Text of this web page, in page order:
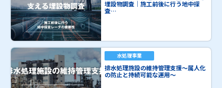
埋設物調査｜施工前後に行う地中探
査…
水処理事業
排水処理施設の維持管理支援～属人化
の防止と持続可能な運用～